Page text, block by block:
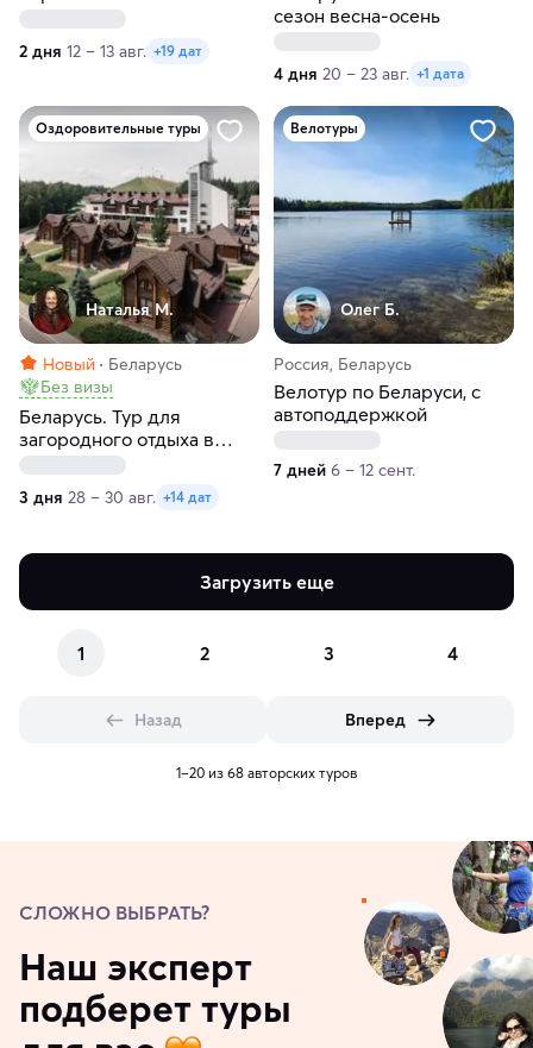
2 дня 12 – 13 авг. +19 дат
сезон весна-осень
4 дня 20 – 23 авг. +1 дата
Оздоровительные туры
Наталья М.
Новый
Беларусь
Без визы
Беларусь. Тур для
загородного отдыха в
3 дня 28 – 30 авг. +14 дат
Велотуры
Олег Б.
Россия, Беларусь
Велотур по Беларуси, с
автоподдержкой
7 дней 6 – 12 сент.
Загрузить еще
1 2 3 4
Назад Вперед
1–20 из 68 авторских туров
СЛОЖНО ВЫБРАТЬ?
Наш эксперт
подберет туры